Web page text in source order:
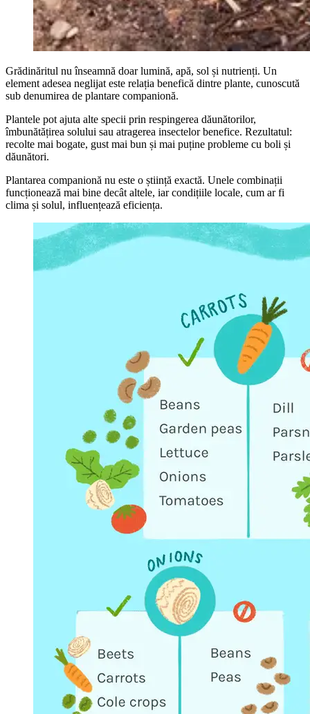
Grădinăritul nu înseamnă doar lumină, apă, sol și nutrienți. Un
element adesea neglijat este relația benefică dintre plante, cunoscută
sub denumirea de plantare companionă.
Plantele pot ajuta alte specii prin respingerea dăunătorilor,
îmbunătățirea solului sau atragerea insectelor benefice. Rezultatul:
recolte mai bogate, gust mai bun și mai puține probleme cu boli și
dăunători.
Plantarea companionă nu este o știință exactă. Unele combinații
funcționează mai bine decât altele, iar condițiile locale, cum ar fi
clima și solul, influențează eficiența.